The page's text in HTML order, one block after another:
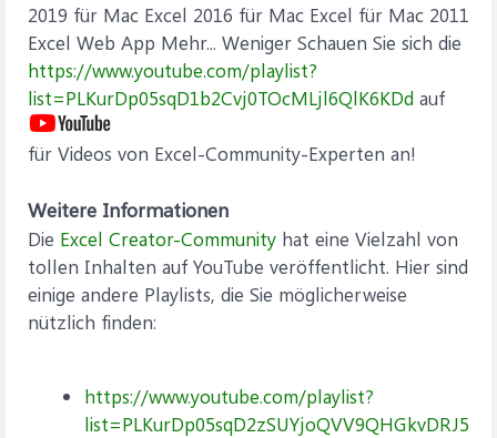
2019 für Mac Excel 2016 für Mac Excel für Mac 2011
Excel Web App Mehr... Weniger Schauen Sie sich die
https://www.youtube.com/playlist?
list=PLKurDp05sqD1b2Cvj0TOcMLjl6QlK6KDd auf
für Videos von Excel-Community-Experten an!
Weitere Informationen
Die Excel Creator-Community hat eine Vielzahl von
tollen Inhalten auf YouTube veröffentlicht. Hier sind
einige andere Playlists, die Sie möglicherweise
nützlich finden:
https://www.youtube.com/playlist?
list=PLKurDp05sqD2zSUYjoQVV9QHGkvDRJ5